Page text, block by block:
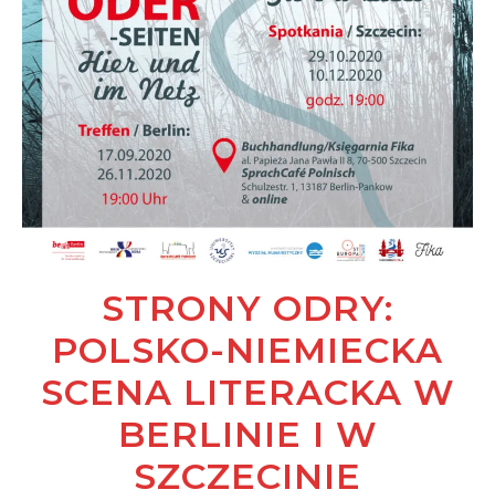
STRONY ODRY:
POLSKO-NIEMIECKA
SCENA LITERACKA W
BERLINIE I W
SZCZECINIE